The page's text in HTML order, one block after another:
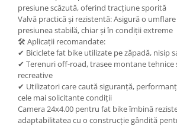
presiune scăzută, oferind tracțiune sporită
Valvă practică și rezistentă: Asigură o
presiunea stabilă, chiar și în condiții extreme
🛠 Aplicații recomandate:
✔ Biciclete fat bike utilizate pe zăpadă, nisip
✔ Terenuri off-road, trasee montane tehnice
recreative
✔ Utilizatori care caută siguranță,
cele mai solicitante condiții
Camera 24x4.00 pentru fat bike îmbină
adaptabilitatea cu o construcție gândită